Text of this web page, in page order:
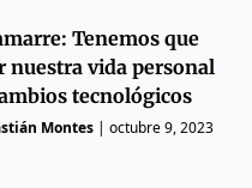
Tenemos que
nuestra vida personal
tecnológicos
Montes |octubre 9, 2023